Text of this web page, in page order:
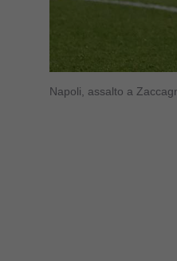
Napoli, assalto a